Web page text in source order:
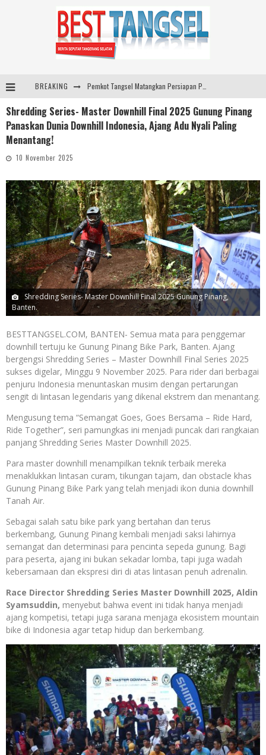
BREAKING
ARYADUTA Lippo Village Ajak Keluarga Rayakan HAN 2026 Lewat Family Photo Walk Bersama Kanca Kids dan Boylagi
Shredding Series- Master Downhill Final 2025 Gunung Pinang
Panaskan Dunia Downhill Indonesia, Ajang Adu Nyali Paling
Menantang!
10 November 2025
Shredding Series- Master Downhill Final 2025 Gunung Pinang,
Banten.
BESTTANGSEL.COM, BANTEN- Semua mata para penggemar
downhill tertuju ke Gunung Pinang Bike Park, Banten. Ajang
bergengsi Shredding Series – Master Downhill Final Series 2025
sukses digelar, Minggu 9 November 2025. Para rider dari berbagai
penjuru Indonesia menuntaskan musim dengan pertarungan
sengit di lintasan legendaris yang dikenal ekstrem dan menantang.
Mengusung tema “Semangat Goes, Goes Bersama – Ride Hard,
Ride Together”, seri pamungkas ini menjadi puncak dari rangkaian
panjang Shredding Series Master Downhill 2025.
Para master downhill menampilkan teknik terbaik mereka
menaklukkan lintasan curam, tikungan tajam, dan obstacle khas
Gunung Pinang Bike Park yang telah menjadi ikon dunia downhill
Tanah Air.
Sebagai salah satu bike park yang bertahan dan terus
berkembang, Gunung Pinang kembali menjadi saksi lahirnya
semangat dan determinasi para pencinta sepeda gunung. Bagi
para peserta, ajang ini bukan sekadar lomba, tapi juga wadah
kebersamaan dan ekspresi diri di atas lintasan penuh adrenalin.
Race Director Shredding Series Master Downhill 2025, Aldin
Syamsuddin, menyebut bahwa event ini tidak hanya menjadi
ajang kompetisi, tetapi juga sarana menjaga ekosistem mountain
bike di Indonesia agar tetap hidup dan berkembang.